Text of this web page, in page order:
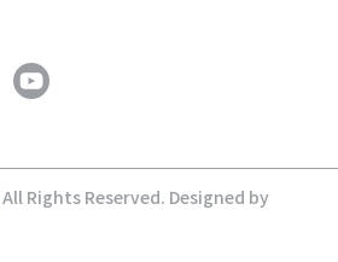
All Rights Reserved. Designed by